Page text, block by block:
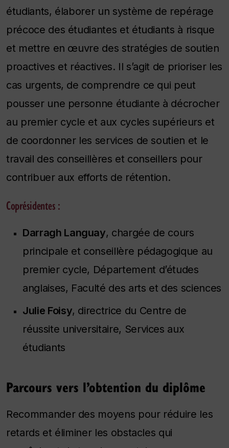
étudiants, élaborer un système de repérage
précoce des étudiantes et étudiants à risque
et mettre en œuvre des stratégies de soutien
proactives et réactives. Il s’agit de prioriser les
cas urgents, de comprendre ce qui peut
pousser une personne étudiante à décrocher
au premier cycle et aux cycles supérieurs et
de coordonner les services de soutien et le
travail des conseillères et conseillers pour
contribuer aux efforts de rétention.
Coprésidentes :
Darragh Languay, chargée de cours
principale et conseillère pédagogique au
premier cycle, Département d’études
anglaises, Faculté des arts et des sciences
Julie Foisy, directrice du Centre de
réussite universitaire, Services aux
étudiants
Parcours vers l’obtention du diplôme
Recommander des moyens pour réduire les
retards et éliminer les obstacles qui